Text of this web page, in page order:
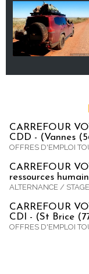
CARREFOUR
CDD - (Vannes
OFFRES D'EMPLOI
CARREFOUR
ressources
ALTERNANCE /
CARREFOUR
CDI - (St Brice
OFFRES D'EMPLOI